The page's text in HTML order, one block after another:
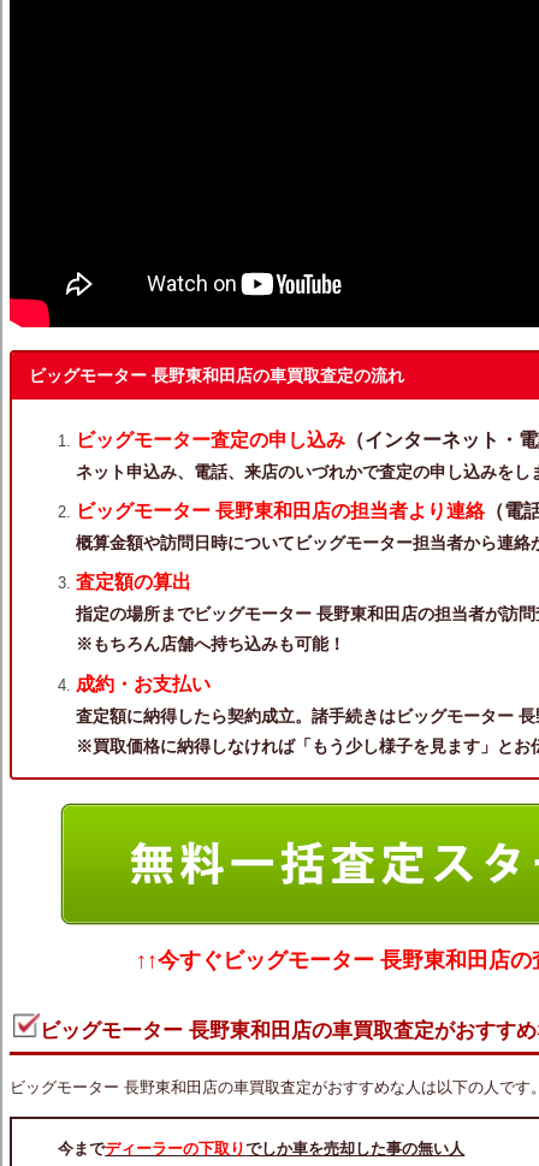
ビッグモーター 長野東和田店の車買取査定の流れ
ビッグモーター査定の申し込み（インターネット・
ネット申込み、電話、来店のいづれかで査定の申し込みをし
ビッグモーター 長野東和田店の担当者より連絡（電
概算金額や訪問日時についてビッグモーター担当者から連絡
査定額の算出
指定の場所までビッグモーター 長野東和田店の担当者が訪問
※もちろん店舗へ持ち込みも可能！
成約・お支払い
査定額に納得したら契約成立。諸手続きはビッグモーター
※買取価格に納得しなければ「もう少し様子を見ます」とお
↑↑今すぐ ビッグモーター 長野東和田店の
ビッグモーター 長野東和田店の車買取査定がおすす
ビッグモーター 長野東和田店の車買取査定がおすすめな人は以下の人です
今までディーラーの下取りでしか車を売却した事の無い人